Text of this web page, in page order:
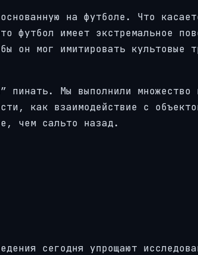
на футболе. Что
футбол имеет экстремальное
он мог имитировать культовые
пинать. Мы выполнили множество
как взаимодействие с
чем сальто назад.
сегодня упрощают